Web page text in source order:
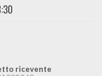
ricevente